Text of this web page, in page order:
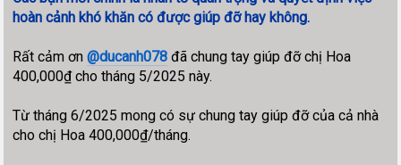
hoàn cảnh khó khăn có được giúp đỡ hay không.
Rất cảm ơn@ducanh078 đã chung tay giúp đỡ chị Hoa
400,000₫ cho tháng 5/2025 này.
Từ tháng 6/2025 mong có sự chung tay giúp đỡ của cả nhà
cho chị Hoa 400,000₫/tháng.